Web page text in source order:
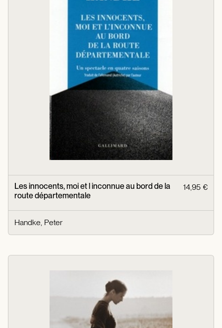
Les innocents, moi et l inconnue au bord de la
route départementale
14,95 €
Handke, Peter